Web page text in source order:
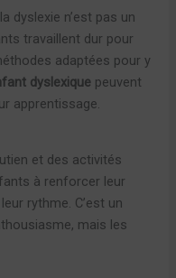
dyslexie n’est pas un
travaillent dur pour
adaptées pour y
dyslexique peuvent
apprentissage.
et des activités
à renforcer leur
rythme. C’est un
mais les